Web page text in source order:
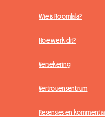
Wie is Roomlala?
Hoe werk dit?
Versekering
Vertrouensentrum
Resensies en